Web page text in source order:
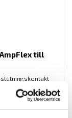
till
PEL106, PEL112,
CA83435.